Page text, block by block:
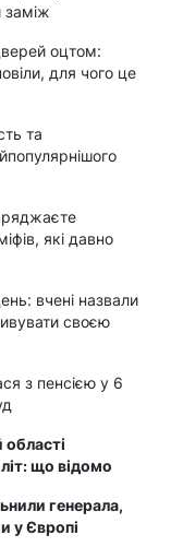
заміж
оцтом:
для чого це
та
які давно
вчені назвали
своєю
з пенсією у 6
області
що відомо
генерала,
у Європі